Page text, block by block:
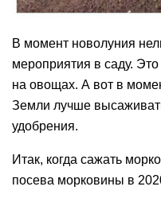
В момент новолуния
мероприятия в саду.
на овощах. А вот в
Земли лучше
удобрения.
Итак, когда сажать
посева морковины в